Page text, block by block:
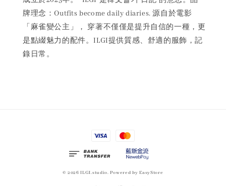
牌理念：Outfits become daily diaries. 源自於電影
「麻雀變公主」， 穿著不僅僅是提升自信的一種，更
是點綴魅力的配件。ILGI提供質感、舒適的服飾，記
錄日常。
© 2026 ILGI.studio. Powered byEasyStore